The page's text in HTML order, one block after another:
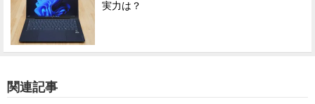
実力は？
関連記事